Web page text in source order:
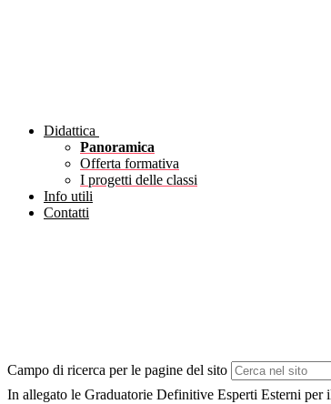
Didattica
Panoramica
Offerta formativa
I progetti delle classi
Info utili
Contatti
Campo di ricerca per le pagine del sito
In allegato le Graduatorie Definitive Esperti Esterni per